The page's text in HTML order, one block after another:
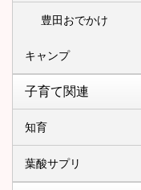
豊田おでかけ
キャンプ
子育て関連
知育
葉酸サプリ